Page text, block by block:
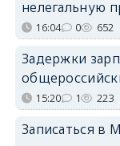
нелегальную
16:04 0 652
Задержки
15:20 1 223
Записаться в